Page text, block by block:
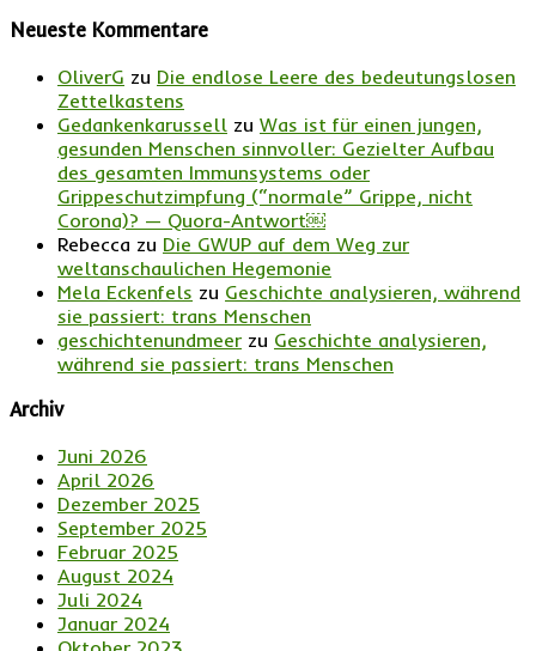
Neueste Kommentare
OliverG zu Die endlose Leere des bedeutungslosen
Zettelkastens
Gedankenkarussell zu Was ist für einen jungen,
gesunden Menschen sinnvoller: Gezielter Aufbau
des gesamten Immunsystems oder
Grippeschutzimpfung (“normale” Grippe, nicht
Corona)? — Quora-Antwort￼
Rebecca zu Die GWUP auf dem Weg zur
weltanschaulichen Hegemonie
Mela Eckenfels zu Geschichte analysieren, während
sie passiert: trans Menschen
geschichtenundmeer zu Geschichte analysieren,
während sie passiert: trans Menschen
Archiv
Juni 2026
April 2026
Dezember 2025
September 2025
Februar 2025
August 2024
Juli 2024
Januar 2024